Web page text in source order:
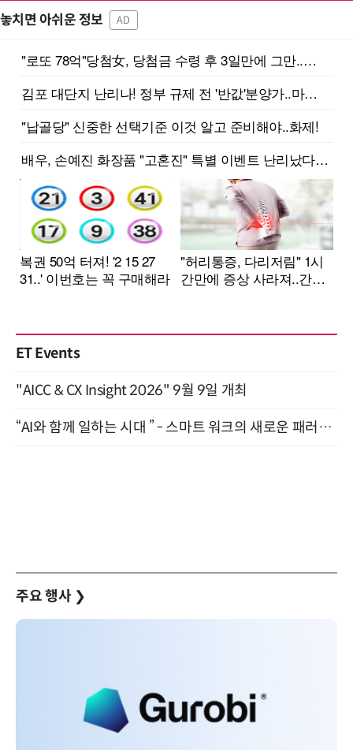
놓치면 아쉬운 정보 AD
ET Events
"AICC & CX Insight 2026" 9월 9일 개최
“AI와 함께 일하는 시대 ” - 스마트 워크의 새로운 패러다임 (9/11)
주요 행사 ❯